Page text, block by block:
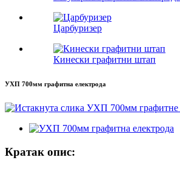
Царбуризер
Кинески графитни штап
УХП 700мм графитна електрода
Кратак опис: